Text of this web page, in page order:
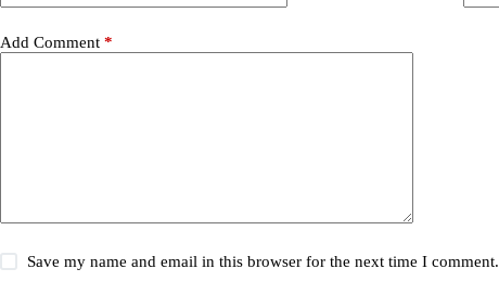
Add Comment *
Save my name and email in this browser for the next time I comment.